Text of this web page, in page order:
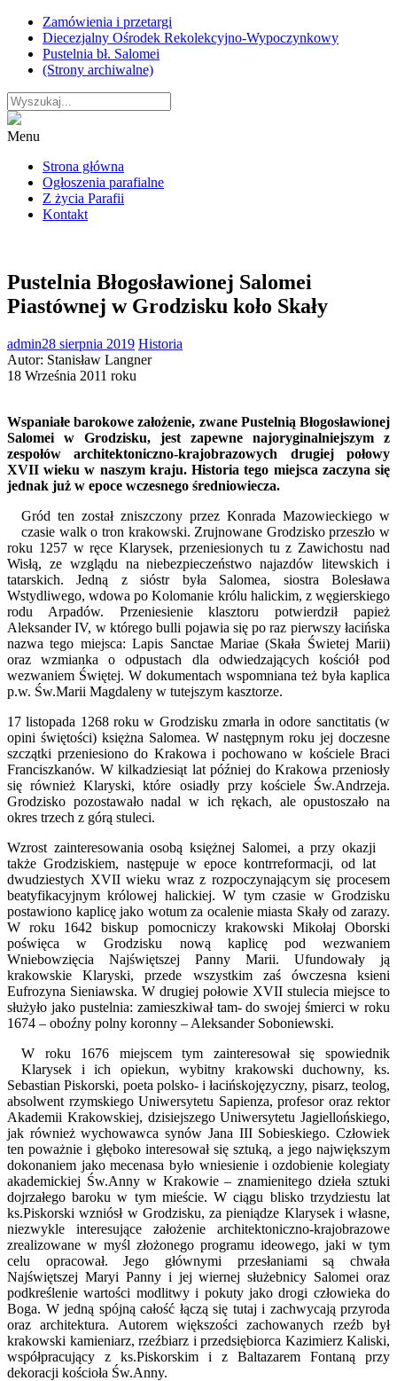
Skip
content
Zamówienia i przetargi
Diecezjalny Ośrodek Rekolekcyjno-Wypoczynkowy
Pustelnia bł. Salomei
(Strony archiwalne)
Menu
Strona główna
Ogłoszenia parafialne
Z życia Parafii
Kontakt
Pustelnia Błogosławionej Salomei
Piastównej w Grodzisku koło Skały
admin28 sierpnia 2019 Historia
Autor: Stanisław Langner
18 Września 2011 roku
Wspaniałe barokowe założenie, zwane Pustelnią Błogosławionej
Salomei w Grodzisku, jest zapewne najoryginalniejszym z
zespołów architektoniczno-krajobrazowych drugiej połowy
XVII wieku w naszym kraju. Historia tego miejsca zaczyna się
jednak już w epoce wczesnego średniowiecza.
Gród ten został zniszczony przez Konrada Mazowieckiego w
czasie walk o tron krakowski. Zrujnowane Grodzisko przeszło w
roku 1257 w ręce Klarysek, przeniesionych tu z Zawichostu nad
Wisłą, ze wzglądu na niebezpieczeństwo najazdów litewskich i
tatarskich. Jedną z sióstr była Salomea, siostra Bolesława
Wstydliwego, wdowa po Kolomanie królu halickim, z węgierskiego
rodu Arpadów. Przeniesienie klasztoru potwierdził papież
Aleksander IV, w którego bulli pojawia się po raz pierwszy łacińska
nazwa tego miejsca: Lapis Sanctae Mariae (Skała Świetej Marii)
oraz wzmianka o odpustach dla odwiedzających kościół pod
wezwaniem Świętej. W dokumentach wspomniana też była kaplica
p.w. Św.Marii Magdaleny w tutejszym kasztorze.
17 listopada 1268 roku w Grodzisku zmarła in odore sanctitatis (w
opini świętości) księżna Salomea. W następnym roku jej doczesne
szczątki przeniesiono do Krakowa i pochowano w kościele Braci
Franciszkanów. W kilkadziesiąt lat później do Krakowa przeniosły
się również Klaryski, które osiadły przy kościele Św.Andrzeja.
Grodzisko pozostawało nadal w ich rękach, ale opustoszało na
okres trzech z górą stuleci.
Wzrost zainteresowania osobą księżnej Salomei, a przy okazji
także Grodziskiem, następuje w epoce kontrreformacji, od lat
dwudziestych XVII wieku wraz z rozpoczynającym się procesem
beatyfikacyjnym królowej halickiej. W tym czasie w Grodzisku
postawiono kaplicę jako wotum za ocalenie miasta Skały od zarazy.
W roku 1642 biskup pomocniczy krakowski Mikołaj Oborski
poświęca w Grodzisku nową kaplicę pod wezwaniem
Wniebowzięcia Najświętszej Panny Marii. Ufundowały ją
krakowskie Klaryski, przede wszystkim zaś ówczesna ksieni
Eufrozyna Sieniawska. W drugiej połowie XVII stulecia miejsce to
służyło jako pustelnia: zamieszkiwał tam- do swojej śmierci w roku
1674 – oboźny polny koronny – Aleksander Soboniewski.
W roku 1676 miejscem tym zainteresował się spowiednik
Klarysek i ich opiekun, wybitny krakowski duchowny, ks.
Sebastian Piskorski, poeta polsko- i łacińskojęzyczny, pisarz, teolog,
absolwent rzymskiego Uniwersytetu Sapienza, profesor oraz rektor
Akademii Krakowskiej, dzisiejszego Uniwersytetu Jagiellońskiego,
jak również wychowawca synów Jana III Sobieskiego. Człowiek
ten poważnie i głęboko interesował się sztuką, a jego największym
dokonaniem jako mecenasa było wniesienie i ozdobienie kolegiaty
akademickiej Św.Anny w Krakowie – znamienitego dzieła sztuki
dojrzałego baroku w tym mieście. W ciągu blisko trzydziestu lat
ks.Piskorski wzniósł w Grodzisku, za pieniądze Klarysek i własne,
niezwykle interesujące założenie architektoniczno-krajobrazowe
zrealizowane w myśl złożonego programu ideowego, jaki w tym
celu opracował. Jego głównymi przesłaniami są chwała
Najświętszej Maryi Panny i jej wiernej służebnicy Salomei oraz
podkreślenie wartości modlitwy i pokuty jako drogi człowieka do
Boga. W jedną spójną całość łączą się tutaj i zachwycają przyroda
oraz architektura. Autorem większości zachowanych rzeźb był
krakowski kamieniarz, rzeźbiarz i przedsiębiorca Kazimierz Kaliski,
współpracujący z ks.Piskorskim i z Baltazarem Fontaną przy
dekoracji kościoła Św.Anny.